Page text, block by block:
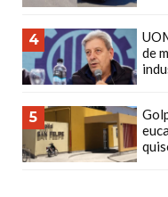
POR
WHATSAPP
TIENDA
ONLINE
GRATIS
EN
4
de
5